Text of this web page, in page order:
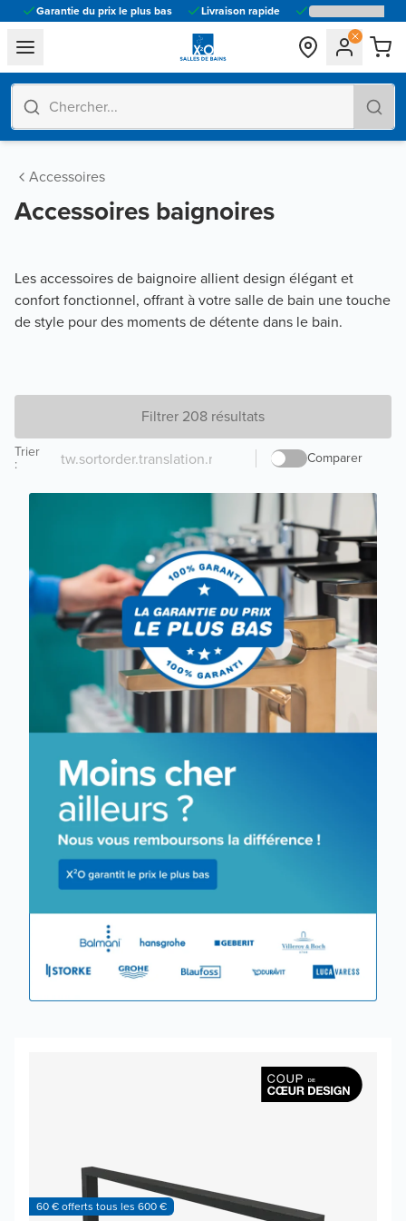
Garantie du prix le plus bas Livraison rapide
general.navigation.toggle_menu.label
Accessoires
Accessoires baignoires
Les accessoires de baignoire allient design élégant et
confort fonctionnel, offrant à votre salle de bain une touche
de style pour des moments de détente dans le bain.
Filtrer 208 résultats
Comparer
Trier
:
60 € offerts tous les 600 €